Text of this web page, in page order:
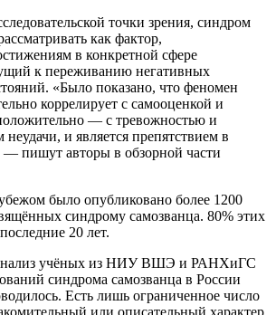
точки зрения, синдром
как фактор,
в конкретной сфере
к переживанию негативных
«Было показано, что феномен
коррелирует с самооценкой и
— с тревожностью и
неудачи, и является препятствием в
— пишут авторы в обзорной части
было опубликовано более 1200
синдрому самозванца. 80% этих
20 лет.
учёных из НИУ ВШЭ и РАНХиГС
синдрома самозванца в России
Есть лишь ограниченное число
или описательный характер.